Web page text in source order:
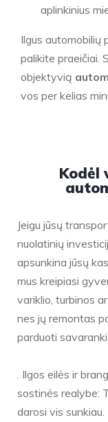
aplinkinius
Ilgus automobilių
palikite praeičiai.
objektyvią
vos per kelias
Kodėl
Jeigu jūsų
nuolatinių
apsunkina jūsų
mus kreipiasi
variklio, turbinos
nes jų remontas
parduoti
. Ilgos eilės ir
sostinės realybe:
darosi vis